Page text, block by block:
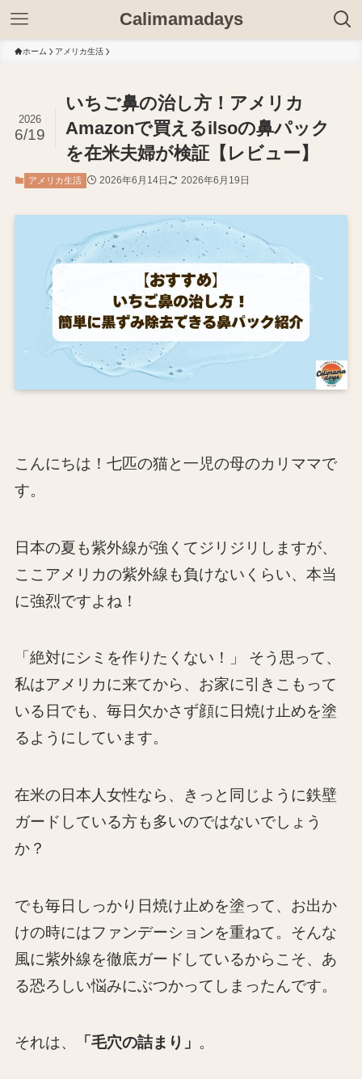
Calimamadays
ホーム アメリカ生活
いちご鼻の治し方！アメリカ
Amazonで買えるilsoの鼻パック
を在米夫婦が検証【レビュー】
2026
6/19
アメリカ生活 2026年6月14日 2026年6月19日
こんにちは！七匹の猫と一児の母のカリママで
す。
日本の夏も紫外線が強くてジリジリしますが、
ここアメリカの紫外線も負けないくらい、本当
に強烈ですよね！
「絶対にシミを作りたくない！」 そう思って、
私はアメリカに来てから、お家に引きこもって
いる日でも、毎日欠かさず顔に日焼け止めを塗
るようにしています。
在米の日本人女性なら、きっと同じように鉄壁
ガードしている方も多いのではないでしょう
か？
でも毎日しっかり日焼け止めを塗って、お出か
けの時にはファンデーションを重ねて。そんな
風に紫外線を徹底ガードしているからこそ、あ
る恐ろしい悩みにぶつかってしまったんです。
それは、 「毛穴の詰まり」 。